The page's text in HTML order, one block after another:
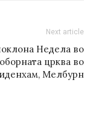
Next article
Недела во
црква во
Мелбурн